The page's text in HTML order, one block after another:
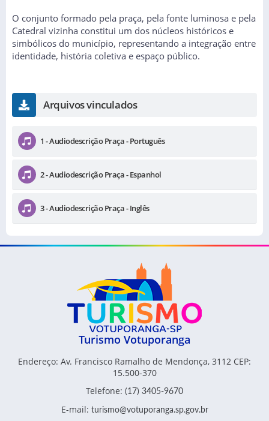
O conjunto formado pela praça, pela fonte luminosa e pela
Catedral vizinha constitui um dos núcleos históricos e
simbólicos do município, representando a integração entre
identidade, história coletiva e espaço público.
Arquivos vinculados
1 - Audiodescrição Praça - Português
2 - Audiodescrição Praça - Espanhol
3 - Audiodescrição Praça - Inglês
Turismo Votuporanga
Endereço: Av. Francisco Ramalho de Mendonça, 3112 CEP:
15.500-370
Telefone: (17) 3405-9670
E-mail: turismo@votuporanga.sp.gov.br